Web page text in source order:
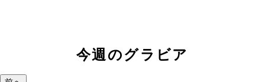
今週のグラビア